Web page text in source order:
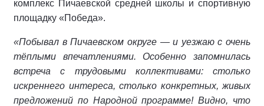
комплекс Пичаевской средней школы и спортивную
площадку «Победа».
«Побывал в Пичаевском округе — и уезжаю с очень
тёплыми впечатлениями. Особенно запомнилась
встреча с трудовыми коллективами: столько
искреннего интереса, столько конкретных, живых
предложений по Народной программе! Видно, что